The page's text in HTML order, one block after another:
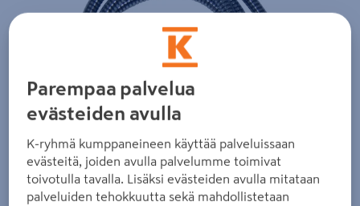
Parempaa palvelua
evästeiden avulla
K-ryhmä kumppaneineen käyttää palveluissaan
evästeitä, joiden avulla palvelumme toimivat
toivotulla tavalla. Lisäksi evästeiden avulla mitataan
palveluiden tehokkuutta sekä mahdollistetaan